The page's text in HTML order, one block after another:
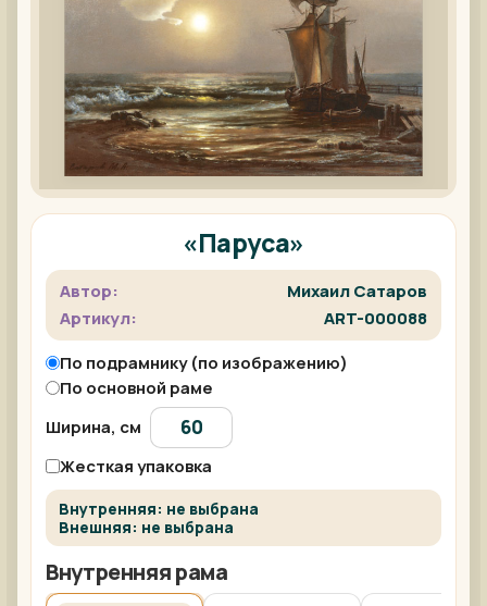
«Паруса»
Автор:
Михаил Сатаров
Артикул:
ART-000088
По подрамнику (по изображению)
По основной раме
Ширина, см
Жесткая упаковка
Внутренняя: не выбрана
Внешняя: не выбрана
Внутренняя рама